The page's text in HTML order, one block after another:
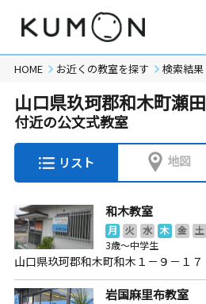
HOME お近くの教室を探す 検索結果
山口県玖珂郡和木町瀬田
付近の公文式教室
リスト 地図
和木教室
月 火 水 木 金 土
3歳～中学生
山口県玖珂郡和木町和木１－９－１７
岩国麻里布教室